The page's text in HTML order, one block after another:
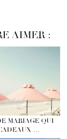
AIMER :
MARIAGE QUI
…